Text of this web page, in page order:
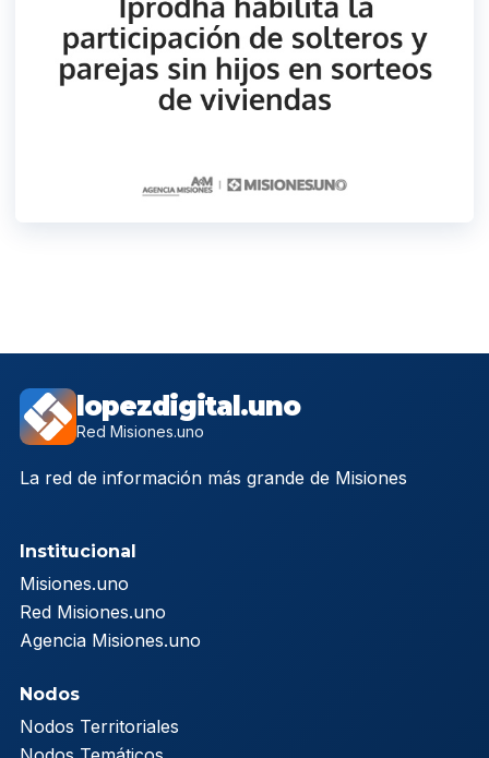
lopezdigital.uno
Red Misiones.uno
La red de información más grande de Misiones
Institucional
Misiones.uno
Red Misiones.uno
Agencia Misiones.uno
Nodos
Nodos Territoriales